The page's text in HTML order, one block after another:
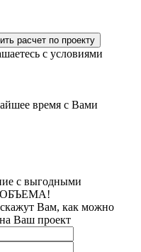
с условиями
время с Вами
с выгодными
ОБЪЕМА!
Вам, как можно
Ваш проект